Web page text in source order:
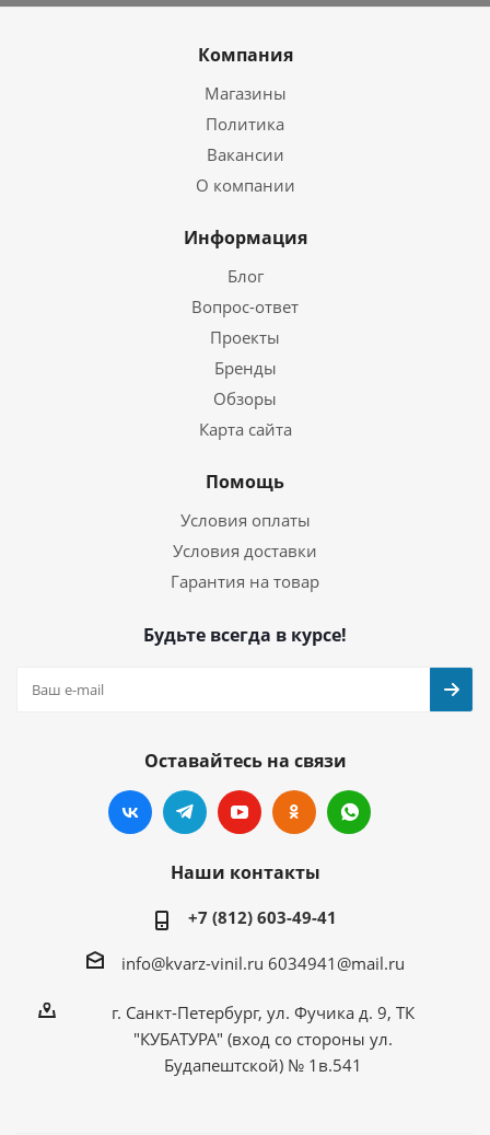
Компания
Магазины
Политика
Вакансии
О компании
Информация
Блог
Вопрос-ответ
Проекты
Бренды
Обзоры
Карта сайта
Помощь
Условия оплаты
Условия доставки
Гарантия на товар
Будьте всегда в курсе!
Оставайтесь на связи
Наши контакты
+7 (812) 603-49-41
info@kvarz-vinil.ru 6034941@mail.ru
г. Санкт-Петербург, ул. Фучика д. 9, ТК
"КУБАТУРА" (вход со стороны ул.
Будапештской) № 1в.541